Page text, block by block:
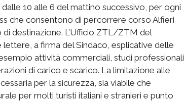
10 alle 6 del mattino successivo, per ogni
che consentono di percorrere corso Alfieri
destinazione. L’Ufficio ZTL/ZTM del
a firma del Sindaco, esplicative delle
attività commerciali, studi professionali,
di carico e scarico. La limitazione alle
per la sicurezza, sia viabile che
per molti turisti italiani e stranieri e punto